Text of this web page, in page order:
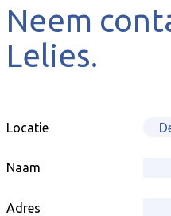
Neem
Lelies.
Locatie
Naam
Adres